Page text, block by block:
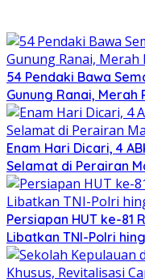
54 Pendaki Bawa
Gunung Ranai,
Enam Hari Dicari, 4
Selamat di Perairan
Persiapan HUT ke-81
Libatkan TNI-Polri